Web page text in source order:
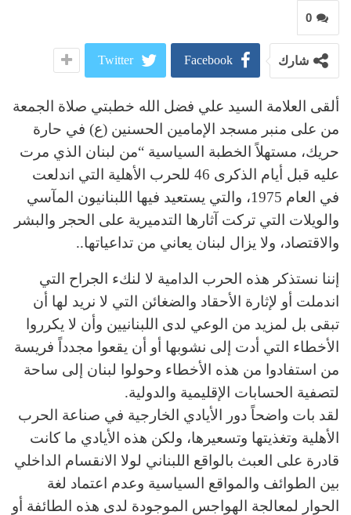
0
شارك Facebook
Twitter
ألقى العلامة السيد علي فضل الله خطبتي صلاة الجمعة
من على منبر مسجد الإمامين الحسنين (ع) في حارة
حريك، مستهلاً الخطبة السياسية “من لبنان الذي مرت
عليه قبل أيام الذكرى 46 للحرب الأهلية التي اندلعت
في العام 1975، والتي يستعيد فيها اللبنانيون المآسي
والويلات التي تركت آثارها التدميرية على الحجر والبشر
والاقتصاد، ولا يزال لبنان يعاني من تداعياتها..
إننا نستذكر هذه الحرب الدامية لا لنكء الجراح التي
اندملت أو لإثارة الأحقاد والضغائن التي لا نريد لها أن
تبقى بل لمزيد من الوعي لدى اللبنانيين وأن لا يكرروا
الأخطاء التي أدت إلى نشوبها أو أن يقعوا مجدداً فريسة
من استفادوا من هذه الأخطاء وحولوا لبنان إلى ساحة
لتصفية الحسابات الإقليمية والدولية.
لقد بات واضحاً دور الأيادي الخارجية في صناعة الحرب
الأهلية وتغذيتها وتسعيرها، ولكن هذه الأيادي ما كانت
قادرة على العبث بالواقع اللبناني لولا الانقسام الداخلي
بين الطوائف والمواقع السياسية وعدم اعتماد لغة
الحوار لمعالجة الهواجس الموجودة لدى هذه الطائفة أو